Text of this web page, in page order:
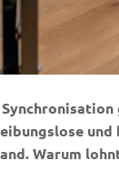
. Warum